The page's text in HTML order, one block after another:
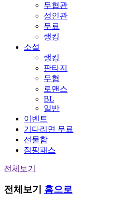
무협관
성인관
무료
랭킹
소설
랭킹
판타지
무협
로맨스
BL
일반
이벤트
기다리면 무료
선물함
점핑패스
전체보기
전체보기 홈으로